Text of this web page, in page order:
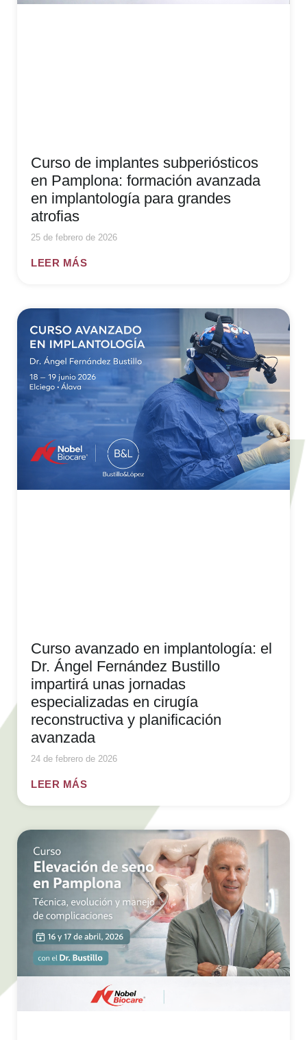
Curso de implantes subperiósticos
en Pamplona: formación avanzada
en implantología para grandes
atrofias
25 de febrero de 2026
LEER MÁS
Curso avanzado en implantología: el
Dr. Ángel Fernández Bustillo
impartirá unas jornadas
especializadas en cirugía
reconstructiva y planificación
avanzada
24 de febrero de 2026
LEER MÁS